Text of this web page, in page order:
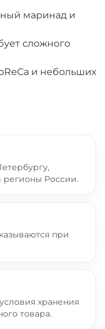
маринад и
сложного
и небольших
регионы России.
при
хранения
товара.